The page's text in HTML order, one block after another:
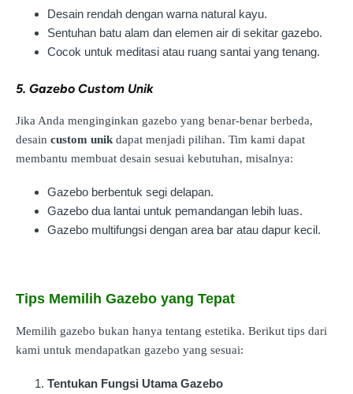
Desain rendah dengan warna natural kayu.
Sentuhan batu alam dan elemen air di sekitar gazebo.
Cocok untuk meditasi atau ruang santai yang tenang.
5. Gazebo Custom Unik
Jika Anda menginginkan gazebo yang benar-benar berbeda,
desain custom unik dapat menjadi pilihan. Tim kami dapat
membantu membuat desain sesuai kebutuhan, misalnya:
Gazebo berbentuk segi delapan.
Gazebo dua lantai untuk pemandangan lebih luas.
Gazebo multifungsi dengan area bar atau dapur kecil.
Tips Memilih Gazebo yang Tepat
Memilih gazebo bukan hanya tentang estetika. Berikut tips dari
kami untuk mendapatkan gazebo yang sesuai:
Tentukan Fungsi Utama Gazebo